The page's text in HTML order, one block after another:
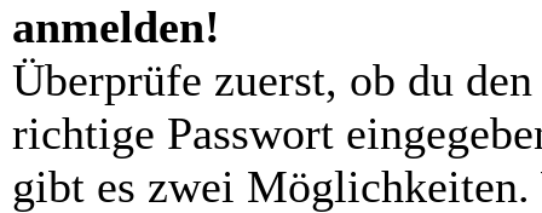
anmelden!
Überprüfe zuerst, ob du
richtige Passwort
gibt es zwei